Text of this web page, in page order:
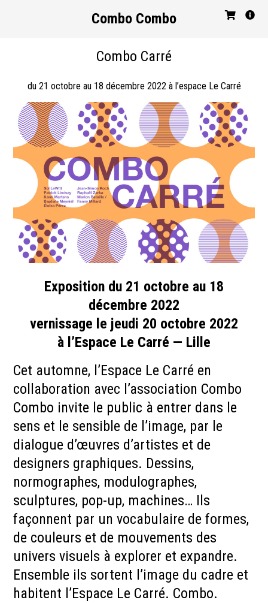
Combo Combo
Combo Carré
du 21 octobre au 18 décembre 2022 à l’espace Le Carré
Exposition du 21 octobre au 18
décembre 2022
vernissage le jeudi 20 octobre 2022
à l’Espace Le Carré — Lille
Cet automne, l’Espace Le Carré en
collaboration avec l’association Combo
Combo invite le public à entrer dans le
sens et le sensible de l’image, par le
dialogue d’œuvres d’artistes et de
designers graphiques. Dessins,
normographes, modulographes,
sculptures, pop-up, machines… Ils
façonnent par un vocabulaire de formes,
de couleurs et de mouvements des
univers visuels à explorer et expandre.
Ensemble ils sortent l’image du cadre et
habitent l’Espace Le Carré. Combo.